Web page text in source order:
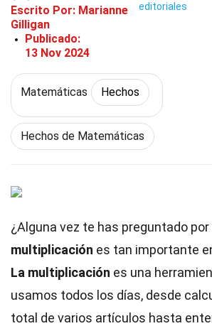
Escrito Por: Marianne
Gilligan
Publicado:
13 Nov 2024
editoriales
Matemáticas Hechos
Hechos de Matemáticas
¿Alguna vez te has preguntado por
multiplicación es tan importante
La multiplicación es una
usamos todos los días, desde
total de varios artículos hasta